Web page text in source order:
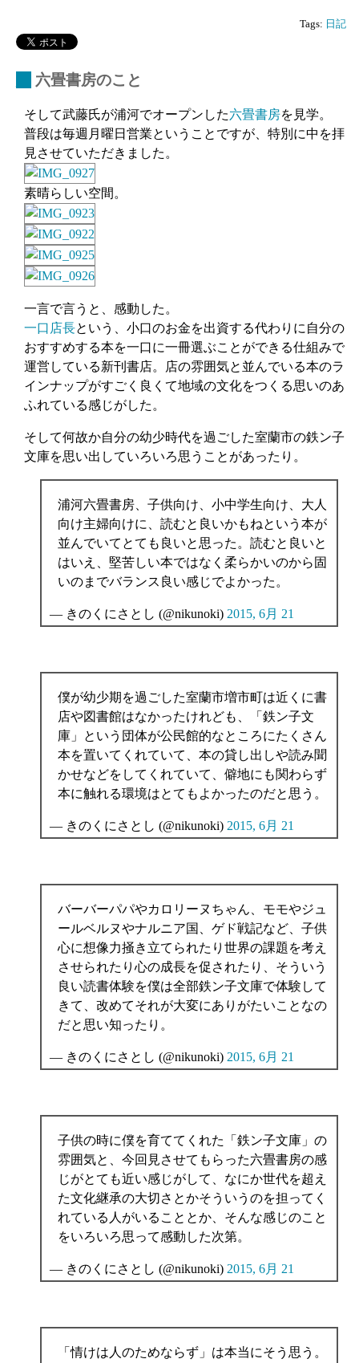
Tags: 日記
六畳書房のこと
そして武藤氏が浦河でオープンした六畳書房を見学。
普段は毎週月曜日営業ということですが、特別に中を拝
見させていただきました。
素晴らしい空間。
一言で言うと、感動した。
一口店長という、小口のお金を出資する代わりに自分の
おすすめする本を一口に一冊選ぶことができる仕組みで
運営している新刊書店。店の雰囲気と並んでいる本のラ
インナップがすごく良くて地域の文化をつくる思いのあ
ふれている感じがした。
そして何故か自分の幼少時代を過ごした室蘭市の鉄ン子
文庫を思い出していろいろ思うことがあったり。
浦河六畳書房、子供向け、小中学生向け、大人
向け主婦向けに、読むと良いかもねという本が
並んでいてとても良いと思った。読むと良いと
はいえ、堅苦しい本ではなく柔らかいのから固
いのまでバランス良い感じでよかった。
— きのくにさとし (@nikunoki) 2015, 6月 21
僕が幼少期を過ごした室蘭市増市町は近くに書
店や図書館はなかったけれども、「鉄ン子文
庫」という団体が公民館的なところにたくさん
本を置いてくれていて、本の貸し出しや読み聞
かせなどをしてくれていて、僻地にも関わらず
本に触れる環境はとてもよかったのだと思う。
— きのくにさとし (@nikunoki) 2015, 6月 21
バーバーパパやカロリーヌちゃん、モモやジュ
ールベルヌやナルニア国、ゲド戦記など、子供
心に想像力掻き立てられたり世界の課題を考え
させられたり心の成長を促されたり、そういう
良い読書体験を僕は全部鉄ン子文庫で体験して
きて、改めてそれが大変にありがたいことなの
だと思い知ったり。
— きのくにさとし (@nikunoki) 2015, 6月 21
子供の時に僕を育ててくれた「鉄ン子文庫」の
雰囲気と、今回見させてもらった六畳書房の感
じがとても近い感じがして、なにか世代を超え
た文化継承の大切さとかそういうのを担ってく
れている人がいることとか、そんな感じのこと
をいろいろ思って感動した次第。
— きのくにさとし (@nikunoki) 2015, 6月 21
「情けは人のためならず」は本当にそう思う。